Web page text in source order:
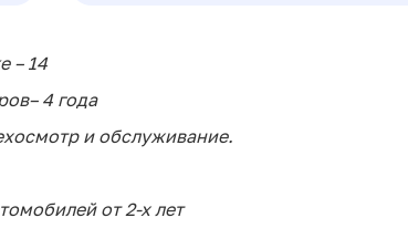
– 14
4 года
и обслуживание.
от 2-х лет